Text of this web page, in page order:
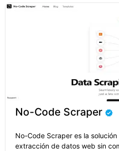
No-Code Scraper
No-Code Scraper es la
extracción de datos web sin